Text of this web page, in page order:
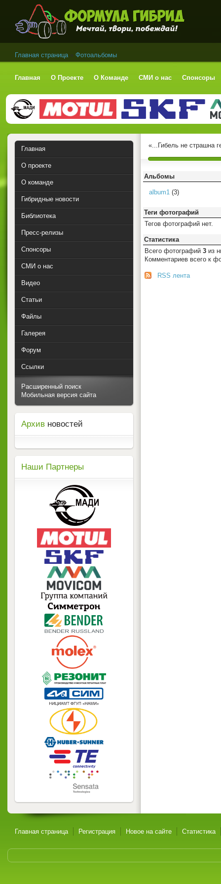
Формула Гибрид
Главная страница» Фотоальбомы
Главная О Проекте О Команде СМИ о нас Спонсоры
«...Гибель не страшна
Альбомы
album1 (3)
Теги фотографий
Тегов фотографий нет.
Статистика
Всего фотографий 3 из
Комментариев всего к
RSS лента
Главная
О проекте
О команде
Гибридные новости
Библиотека
Пресс-релизы
Спонсоры
СМИ о нас
Видео
Статьи
Файлы
Галерея
Форум
Ссылки
Расширенный поиск
Мобильная версия сайта
Архив новостей
Наши Партнеры
Главная страница Регистрация Новое на сайте Статистика